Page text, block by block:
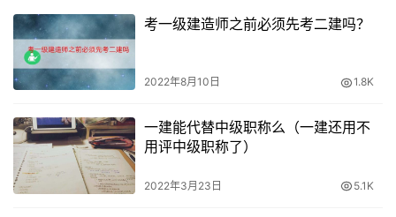
要什么条件（一级建造师报名三大要求条件）
祝今年报考的朋友们考试顺利！
考一级建造师之前必须先考二建吗？
2022年8月10日 1.8K
一建能代替中级职称么（一建还用不
用评中级职称了）
2022年3月23日 5.1K